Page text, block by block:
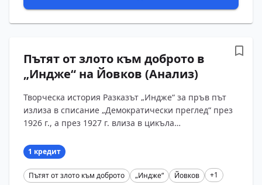
Пътят от злото към доброто в
„Индже“ на Йовков (Анализ)
Творческа история Разказът „Индже“ за пръв път
излиза в списание „Демократически преглед“ през
1926 г., а през 1927 г. влиза в цикъла
(Стойчо) има мн...
1 кредит
Пътят от злото към доброто „Индже“ Йовков +1